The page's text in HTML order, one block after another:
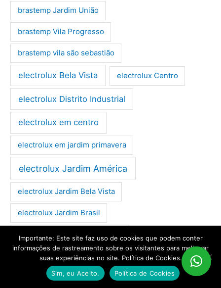
brastemp Jardim União
brastemp Vila Progresso
brastemp vila são sebastião
electrolux Bela Vista electrolux Centro
electrolux Distrito Industrial
electrolux em centro
electrolux em jardim primavera
electrolux Jardim América
electrolux Jardim Bela Vista
electrolux Jardim Brasil
electrolux Jardim Eldorado
electrolux Jardim Europa
electrolux Jardim Panorama
Importante: Este site faz uso de cookies que podem conter
informações de rastreamento sobre os visitantes para melhorar
suas experiências no site. Política de Cookies.
Sim, eu Aceito.
Política de Cookies